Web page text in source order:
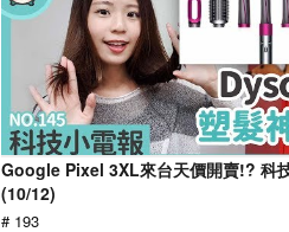
Google Pixel 3XL來台天價開賣!? 科
(10/12)
# 193